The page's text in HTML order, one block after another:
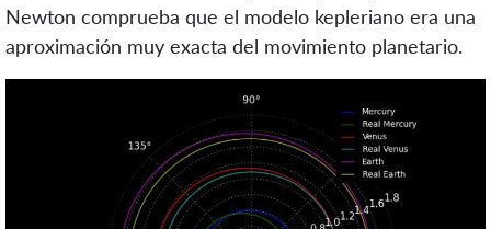
Newton comprueba que el modelo kepleriano era una
aproximación muy exacta del movimiento planetario.